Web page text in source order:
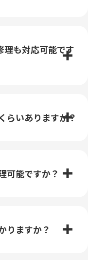
も対応可能です
らいありますか？
可能ですか？
りますか？